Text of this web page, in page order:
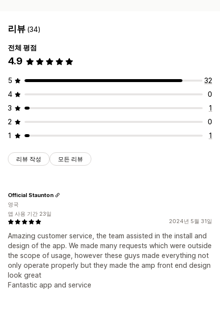
리뷰 (34)
전체 평점
4.9
5
32
4
0
3
1
2
0
1
1
리뷰 작성 모든 리뷰
2024년 5월 31일
Amazing customer service, the team assisted in the install and
design of the app. We made many requests which were outside
the scope of usage, however these guys made everything not
only operate properly but they made the amp front end design
look great
Fantastic app and service
Official Staunton
영국
앱 사용 기간 23일